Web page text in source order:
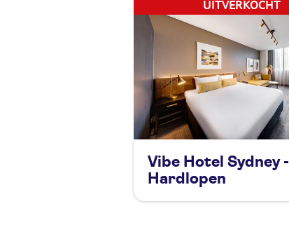
UITVERKOCHT
Vibe Hotel Sydney -
Hardlopen